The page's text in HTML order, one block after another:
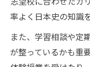
率よく日本史の知識
また、学習相談や定
が整っているかも重